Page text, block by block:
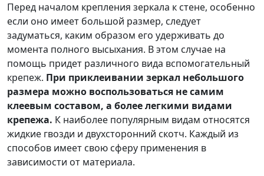
Перед началом крепления зеркала к стене, особенно
если оно имеет большой размер, следует
задуматься, каким образом его удерживать до
момента полного высыхания. В этом случае на
помощь придет различного вида вспомогательный
крепеж. При приклеивании зеркал небольшого
размера можно воспользоваться не самим
клеевым составом, а более легкими видами
крепежа. К наиболее популярным видам относятся
жидкие гвозди и двухсторонний скотч. Каждый из
способов имеет свою сферу применения в
зависимости от материала.